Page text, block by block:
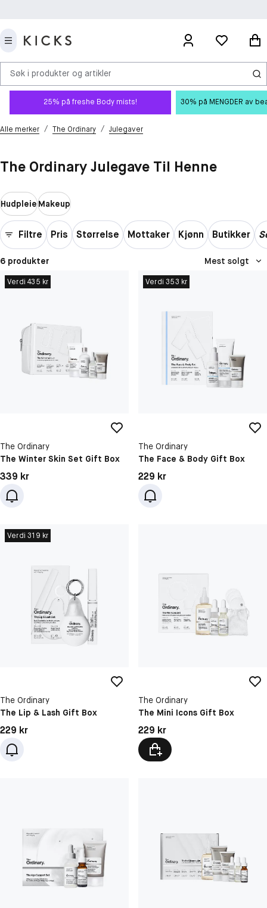
Søk i produkter og artikler
25% på freshe Body mists! 30% på MENGDER av
Alle merker / The Ordinary / Julegaver
The Ordinary Julegave Til Henne
HudpleieMakeup
Filtre Pris Størrelse Mottaker Kjønn Butikker
6 produkter Mest solgt
Verdi 435 kr
The Ordinary
The Winter Skin Set Gift Box
Pris: 339 kr
339 kr
Verdi 353 kr
The Ordinary
The Face & Body Gift Box
Pris: 229 kr
229 kr
Verdi 319 kr
The Ordinary
The Lip & Lash Gift Box
Pris: 229 kr
229 kr
The Ordinary
The Mini Icons Gift Box
Pris: 229 kr
229 kr